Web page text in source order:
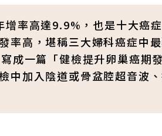
增率高達9.9%，也是十大癌
率高，堪稱三大婦科癌症中最
成一篇「健檢提升卵巢癌期
中加入陰道或骨盆腔超音波